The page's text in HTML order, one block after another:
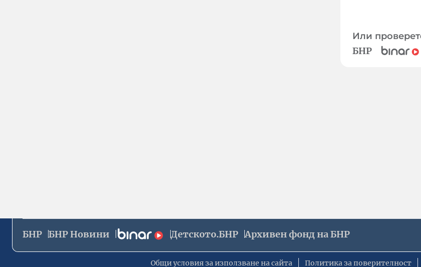
Или
БНР
БНР БНР Новини Детското.БНР Архивен фонд на БНР
Общи условия за използване на сайта Политика за поверителност